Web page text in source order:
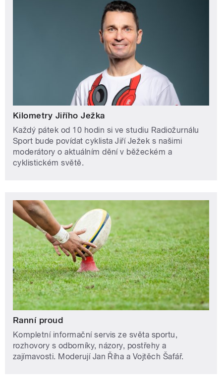
Kilometry Jiřího Ježka
Každý pátek od 10 hodin si ve studiu Radiožurnálu
Sport bude povídat cyklista Jiří Ježek s našimi
moderátory o aktuálním dění v běžeckém a
cyklistickém světě.
Ranní proud
Kompletní informační servis ze světa sportu,
rozhovory s odborníky, názory, postřehy a
zajímavosti. Moderují Jan Říha a Vojtěch Šafář.